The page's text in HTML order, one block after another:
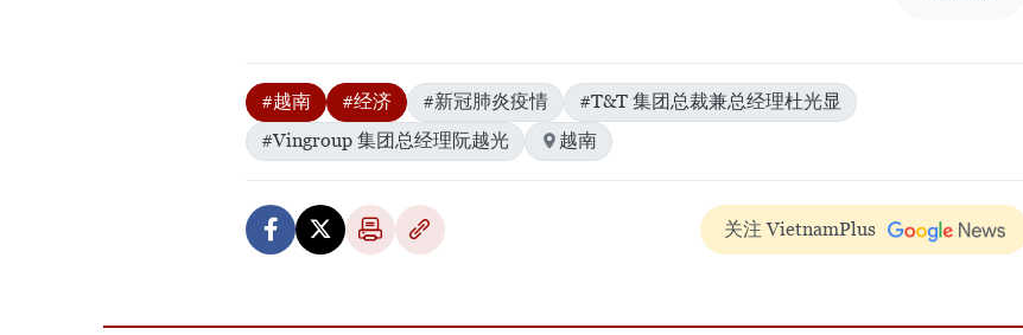
#越南 #经济 #新冠肺炎疫情
#T&T 集团总裁兼总经理杜光显
#Vingroup 集团总经理阮越光
越南
关注 VietnamPlus